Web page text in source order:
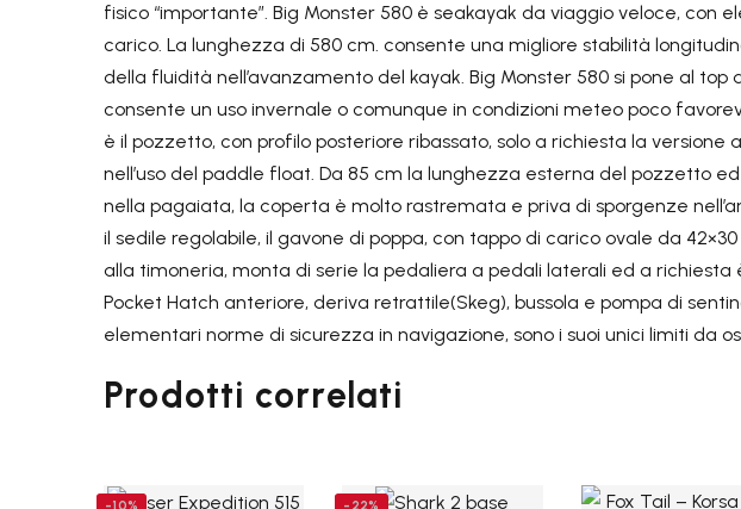
fisico “importante”. Big Monster 580 è seakayak da viaggio veloce,
carico. La lunghezza di 580 cm. consente una migliore stabilità
della fluidità nell’avanzamento del kayak. Big Monster 580 si pone al
consente un uso invernale o comunque in condizioni meteo poco
è il pozzetto, con profilo posteriore ribassato, solo a richiesta la
nell’uso del paddle float. Da 85 cm la lunghezza esterna del pozzetto
nella pagaiata, la coperta è molto rastremata e priva di sporgenze
il sedile regolabile, il gavone di poppa, con tappo di carico ovale da
alla timoneria, monta di serie la pedaliera a pedali laterali ed a
Pocket Hatch anteriore, deriva retrattile(Skeg), bussola e pompa di
elementari norme di sicurezza in navigazione, sono i suoi unici limiti da
Prodotti correlati
-10% -22%